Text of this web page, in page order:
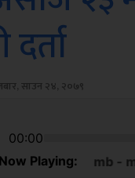
साउन २४, २०७९